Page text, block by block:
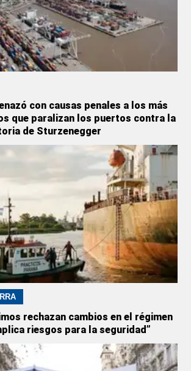
con causas penales a los más
que paralizan los puertos contra la
de Sturzenegger
rechazan cambios en el régimen
riesgos para la seguridad”